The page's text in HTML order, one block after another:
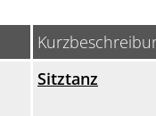
Sitztanz